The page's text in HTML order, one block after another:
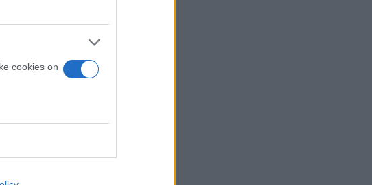
cookies on
προβολής της
τοπικούς
για τις τοπικές